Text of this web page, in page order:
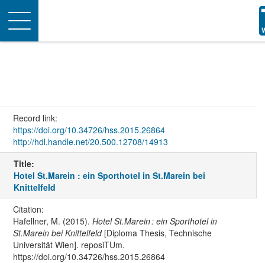
Toggle
navigation
Record link:
https://doi.org/10.34726/hss.2015.26864
http://hdl.handle.net/20.500.12708/14913
Title:
Hotel St.Marein : ein Sporthotel in St.Marein bei
Knittelfeld
Citation:
Hafellner, M. (2015). Hotel St.Marein : ein Sporthotel in
St.Marein bei Knittelfeld[Diploma Thesis, Technische
Universität Wien]. reposiTUm.
https://doi.org/10.34726/hss.2015.26864